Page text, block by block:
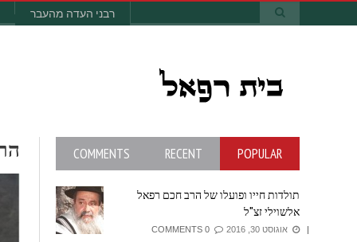
רבני העדה מהעבר
POPULAR
RECENT
COMMENTS
תולדות חייו ופועלו של הרב חכם רפאל
אלשוילי זצ"ל
אוגוסט 30, 2016